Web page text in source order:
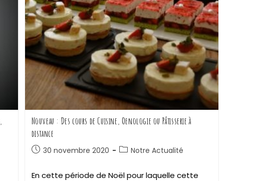
Nouveau : Des cours de Cuisine, Oenologie ou Pâtisserie à
distance
30 novembre 2020 Notre Actualité
En cette période de Noël pour laquelle cette